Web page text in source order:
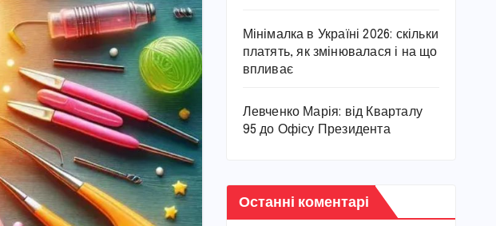
Мінімалка в Україні 2026: скільки
платять, як змінювалася і на що
впливає
Левченко Марія: від Кварталу
95 до Офісу Президента
Останні коментарі